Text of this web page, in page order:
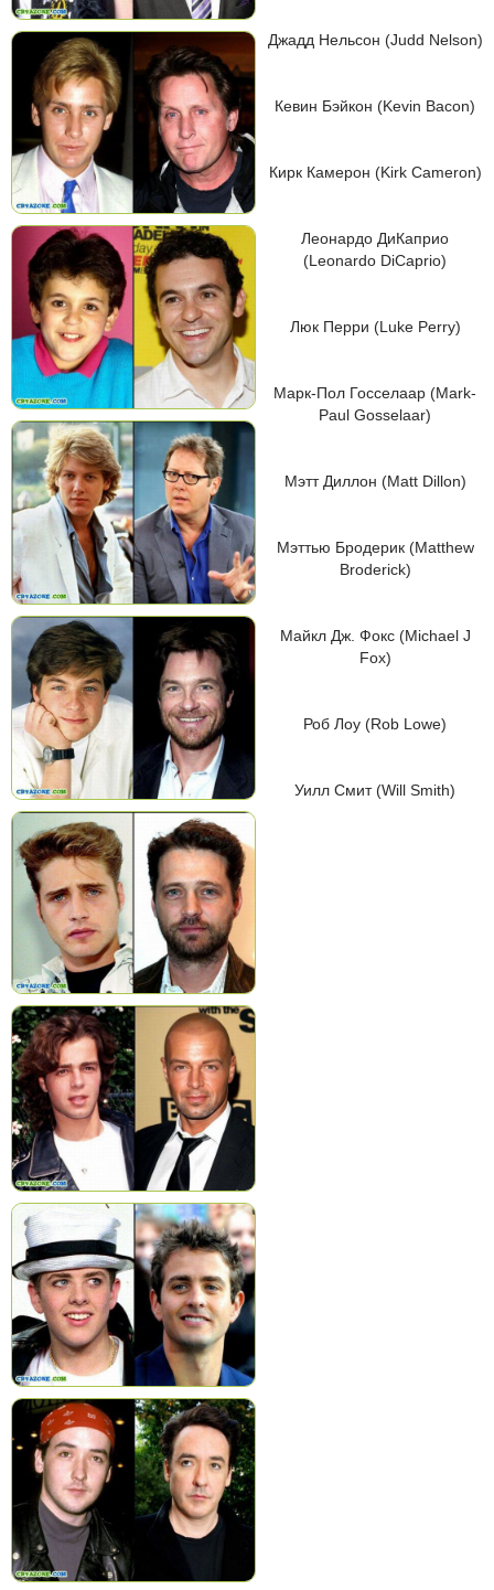
Джадд Нельсон (Judd Nelson)
Кевин Бэйкон (Kevin Bacon)
Кирк Камерон (Kirk Cameron)
Леонардо ДиКаприо
(Leonardo DiCaprio)
Люк Перри (Luke Perry)
Марк-Пол Госселаар (Mark-
Paul Gosselaar)
Мэтт Диллон (Matt Dillon)
Мэттью Бродерик (Matthew
Broderick)
Майкл Дж. Фокс (Michael J
Fox)
Роб Лоу (Rob Lowe)
Уилл Смит (Will Smith)